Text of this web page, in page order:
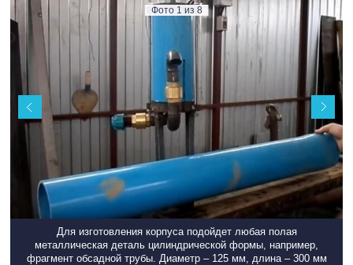
Фото 1 из 8
Для изготовления корпуса подойдет любая полая
металлическая деталь цилиндрической формы, например,
фрагмент обсадной трубы. Диаметр – 125 мм, длина – 300 мм